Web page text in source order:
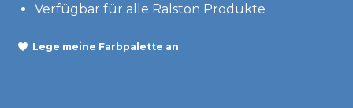
Verfügbar für alle Ralston Produkte
Lege meine Farbpalette an